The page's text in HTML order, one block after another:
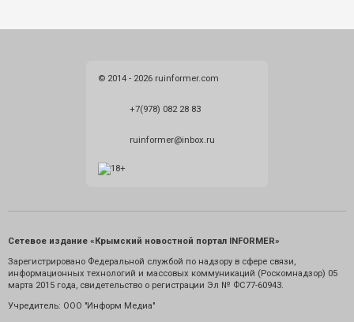
© 2014 - 2026 ruinformer.com
+7(978) 082 28 83
ruinformer@inbox.ru
Сетевое издание «Крымский новостной портал INFORMER»
Зарегистрировано Федеральной службой по надзору в сфере связи,
информационных технологий и массовых коммуникаций (Роскомнадзор) 05
марта 2015 года, свидетельство о регистрации Эл № ФС77-60943.
Учредитель: ООО "Информ Медиа"